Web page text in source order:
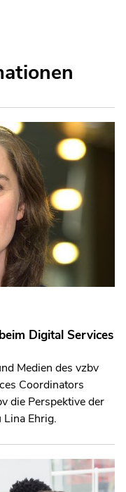
Digital Services
Medien des vzbv
Coordinators
die Perspektive der
Ehrig.